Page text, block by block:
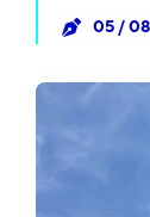
05 /